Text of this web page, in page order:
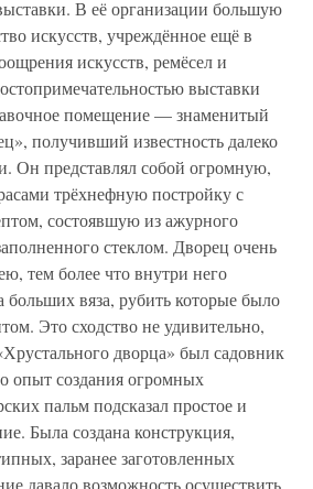
В её организации большую
искусств, учреждённое ещё в
искусств, ремёсел и
выставки
помещение — знаменитый
получивший известность далеко
Он представлял собой огромную,
трёхнефную постройку с
состоявшую из ажурного
стеклом. Дворец очень
тем более что внутри него
больших вяза, рубить которые было
Это сходство не удивительно,
дворца» был садовник
опыт создания огромных
пальм подсказал простое и
Была создана конструкция,
заранее заготовленных
давало возможность осуществить